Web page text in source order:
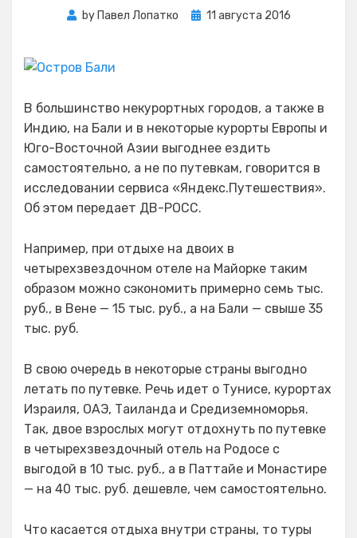
by Павел Лопатко
Posted
11 августа 2016
В большинство некурортных городов, а также в
Индию, на Бали и в некоторые курорты Европы и
Юго-Восточной Азии выгоднее ездить
самостоятельно, а не по путевкам, говорится в
исследовании сервиса «Яндекс.Путешествия».
Об этом передает ДВ-РОСС.
Например, при отдыхе на двоих в
четырехзвездочном отеле на Майорке таким
образом можно сэкономить примерно семь тыс.
руб., в Вене — 15 тыс. руб., а на Бали — свыше 35
тыс. руб.
В свою очередь в некоторые страны выгодно
летать по путевке. Речь идет о Тунисе, курортах
Израиля, ОАЭ, Таиланда и Средиземноморья.
Так, двое взрослых могут отдохнуть по путевке
в четырехзвездочный отель на Родосе с
выгодой в 10 тыс. руб., а в Паттайе и Монастире
— на 40 тыс. руб. дешевле, чем самостоятельно.
Что касается отдыха внутри страны, то туры